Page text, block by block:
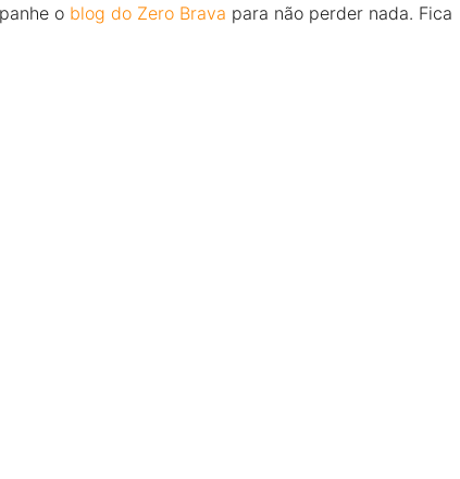
o blog do Zero Brava para não perder nada. Fica